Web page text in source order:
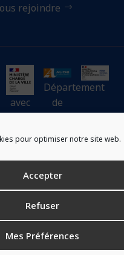
pour optimiser notre site web.
Accepter
Refuser
Mes Préférences
rejoindre
avec
le
du
ministère
chargé
de la
Ville
Département
de
l’Aude